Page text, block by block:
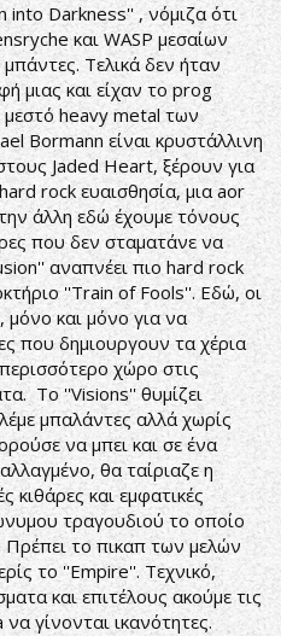
Darkness'' , νόμιζα ότι
και WASP μεσαίων
Τελικά δεν ήταν
μιας και είχαν το prog
μεστό heavy metal των
Bormann είναι κρυστάλλινη
Jaded Heart, ξέρουν για
rock ευαισθησία, μια aor
άλλη εδώ έχουμε τόνους
που δεν σταματάνε να
αναπνέει πιο hard rock
''Train of Fools''. Εδώ, οι
μόνο και μόνο για να
που δημιουργουν τα χέρια
χώρο στις
Το ''Visions'' θυμίζει
μπαλάντες αλλά χωρίς
να μπει και σε ένα
θα ταίριαζε η
και εμφατικές
τραγουδιού το οποίο
Πρέπει το πικαπ των μελών
το ''Empire''. Τεχνικό,
και επιτέλους ακούμε τις
γίνονται ικανότητες.